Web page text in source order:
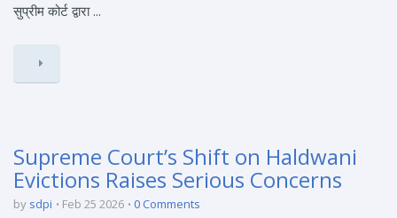
सुप्रीम कोर्ट द्वारा ...
Supreme Court’s Shift on Haldwani
Evictions Raises Serious Concerns
by sdpi Feb 25 2026 0 Comments